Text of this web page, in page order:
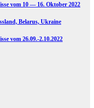
vom 10 — 16. Oktober 2022
Belarus, Ukraine
vom 26.09.-2.10.2022